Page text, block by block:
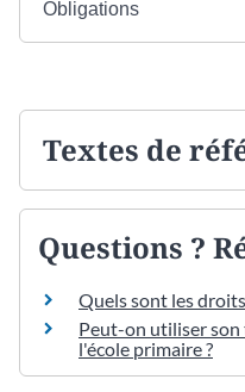
Obligations
Textes de
Questions ?
Quels sont les
Peut-on utiliser
l'école primaire ?